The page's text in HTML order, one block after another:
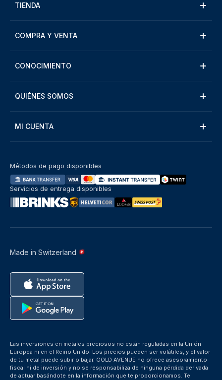
TIENDA
COMPRA Y VENTA
CONOCIMIENTO
QUIÉNES SOMOS
MI CUENTA
Made in Switzerland
Métodos de pago disponibles
Servicios de entrega disponibles
Las inversiones en metales preciosos no están reguladas en la Unión
Europea ni en el Reino Unido. Los precios pueden ser volátiles, y el valor
de tu metal puede subir o bajar. GOLD AVENUE no ofrece asesoramiento
fiscal ni de inversión y no se responsabiliza de ninguna pérdida derivada
de actuar basándote en la información que te proporcionamos. Te